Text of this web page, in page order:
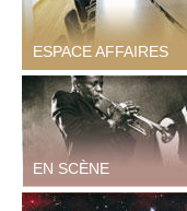
ESPACE AFFAIRES
EN SCÈNE